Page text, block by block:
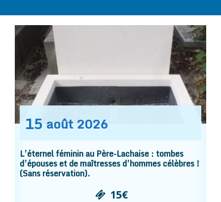
15 août 2026
L’éternel féminin au Père-Lachaise : tombes
d’épouses et de maîtresses d’hommes célèbres !
(Sans réservation).
15€